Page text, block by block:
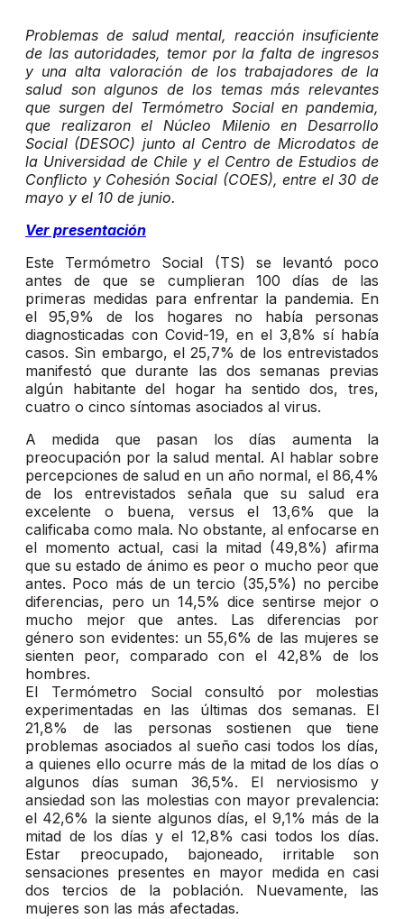
Problemas de salud mental, reacción insuficiente
de las autoridades, temor por la falta de ingresos
y una alta valoración de los trabajadores de la
salud son algunos de los temas más relevantes
que surgen del Termómetro Social en pandemia,
que realizaron el Núcleo Milenio en Desarrollo
Social (DESOC) junto al Centro de Microdatos de
la Universidad de Chile y el Centro de Estudios de
Conflicto y Cohesión Social (COES), entre el 30 de
mayo y el 10 de junio.
Ver presentación
Este Termómetro Social (TS) se levantó poco
antes de que se cumplieran 100 días de las
primeras medidas para enfrentar la pandemia. En
el 95,9% de los hogares no había personas
diagnosticadas con Covid-19, en el 3,8% sí había
casos. Sin embargo, el 25,7% de los entrevistados
manifestó que durante las dos semanas previas
algún habitante del hogar ha sentido dos, tres,
cuatro o cinco síntomas asociados al virus.
A medida que pasan los días aumenta la
preocupación por la salud mental. Al hablar sobre
percepciones de salud en un año normal, el 86,4%
de los entrevistados señala que su salud era
excelente o buena, versus el 13,6% que la
calificaba como mala. No obstante, al enfocarse en
el momento actual, casi la mitad (49,8%) afirma
que su estado de ánimo es peor o mucho peor que
antes. Poco más de un tercio (35,5%) no percibe
diferencias, pero un 14,5% dice sentirse mejor o
mucho mejor que antes. Las diferencias por
género son evidentes: un 55,6% de las mujeres se
sienten peor, comparado con el 42,8% de los
hombres.
El Termómetro Social consultó por molestias
experimentadas en las últimas dos semanas. El
21,8% de las personas sostienen que tiene
problemas asociados al sueño casi todos los días,
a quienes ello ocurre más de la mitad de los días o
algunos días suman 36,5%. El nerviosismo y
ansiedad son las molestias con mayor prevalencia:
el 42,6% la siente algunos días, el 9,1% más de la
mitad de los días y el 12,8% casi todos los días.
Estar preocupado, bajoneado, irritable son
sensaciones presentes en mayor medida en casi
dos tercios de la población. Nuevamente, las
mujeres son las más afectadas.